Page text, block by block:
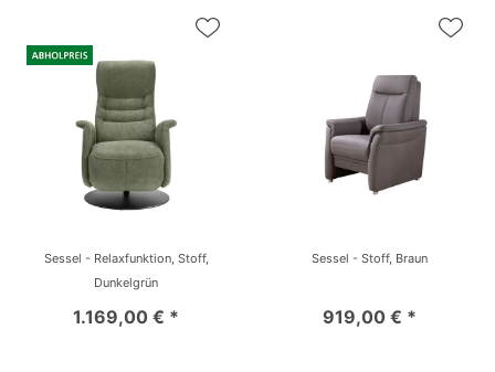
Sessel - Relaxfunktion, Stoff,
Dunkelgrün
1.169,00 € *
Sessel - Stoff, Braun
919,00 € *